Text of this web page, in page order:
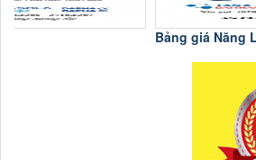
Bảng giá Năng Lượng AQUASOLA 304